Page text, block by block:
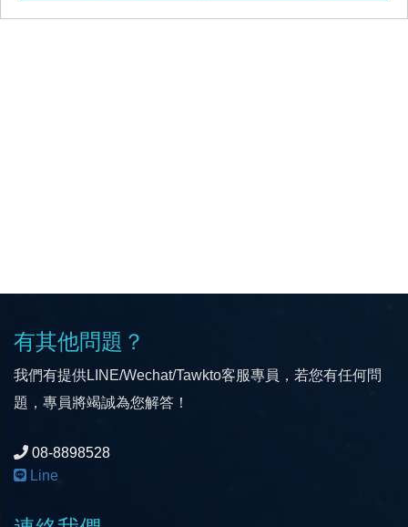
有其他問題？
我們有提供LINE/Wechat/Tawkto客服專員，若您有任何問
題，專員將竭誠為您解答！
08-8898528
Line